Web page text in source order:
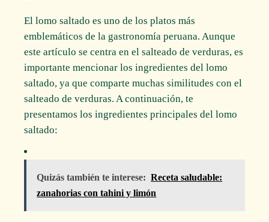
El lomo saltado es uno de los platos más
emblemáticos de la gastronomía peruana. Aunque
este artículo se centra en el salteado de verduras, es
importante mencionar los ingredientes del lomo
saltado, ya que comparte muchas similitudes con el
salteado de verduras. A continuación, te
presentamos los ingredientes principales del lomo
saltado:
Quizás también te interese: Receta saludable:
zanahorias con tahini y limón